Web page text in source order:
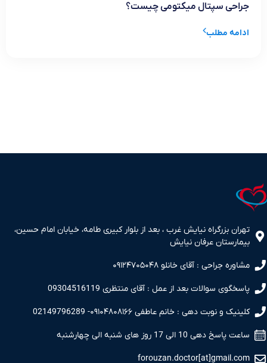
جراحی سپتال میکتومی چیست؟
ادامه مطلب
تهران بزرگراه نیایش غرب ، بعد از بلوار کبیری طامه، خیابان امام حسین،
بیمارستان عرفان نیایش
مشاوره جراحی : آقای خانلو ۰۹۱۲۴۷۰۵۰۴۸
پاسخگوی سوالات بعد از عمل : آقای منتظری 09304516119
کلینیک و نوبت دهی : خانم عاطفی ۰۹۱۰۴۸۰۸۱۶۶- 02149796289
ساعت پاسخ دهی 10 الی 17 روز های شنبه الی چهارشنبه
forouzan.doctor[at]gmail.com